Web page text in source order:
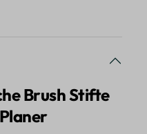
Brush Stifte